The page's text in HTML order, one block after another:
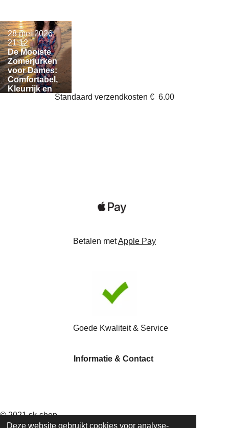
Deze website gebruikt cookies voor analyse-
De Mooiste
Zomerjurken
voor Dames:
Comfortabel,
Kleurrijk en
28 mei 2026
21:12
Standaard verzendkosten € 6.00
Betalen metApple Pay
Goede Kwaliteit & Service
Informatie & Contact
h
© 2021sk-shop